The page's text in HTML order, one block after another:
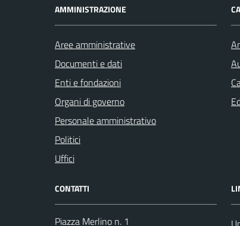
AMMINISTRAZIONE
Aree amministrative
Documenti e dati
Enti e fondazioni
Organi di governo
Personale amministrativo
Politici
Uffici
CONTATTI
Piazza Merlino n. 1